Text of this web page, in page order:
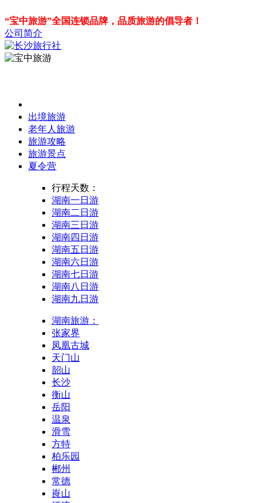
“宝中旅游”全国连锁品牌，品质旅游的倡导者！
公司简介
出境旅游
老年人旅游
旅游攻略
旅游景点
夏令营
行程天数：
湖南一日游
湖南二日游
湖南三日游
湖南四日游
湖南五日游
湖南六日游
湖南七日游
湖南八日游
湖南九日游
湖南旅游：
张家界
凤凰古城
天门山
韶山
长沙
衡山
岳阳
温泉
滑雪
方特
柏乐园
郴州
常德
崀山